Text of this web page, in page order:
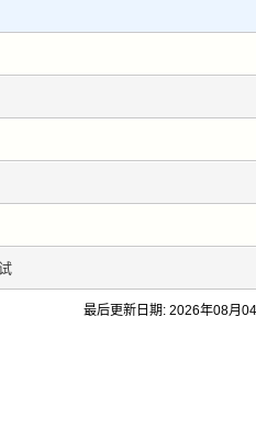
最后更新日期: 2026年08月